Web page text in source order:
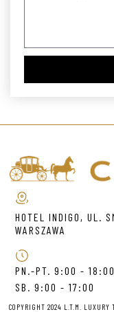
HOTEL INDIGO, UL.
WARSZAWA
PN.-PT. 9:00 - 18:00
SB. 9:00 - 17:00
COPYRIGHT 2024 L.T.M. LUXURY